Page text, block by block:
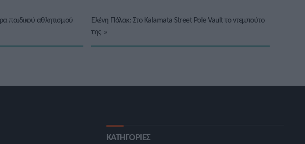
παιδικού αθλητισμού
Ελένη Πόλακ: Στο Kalamata Street Pole Vault το ντεμπούτο
της »
ΚΑΤΗΓΟΡΙΕΣ